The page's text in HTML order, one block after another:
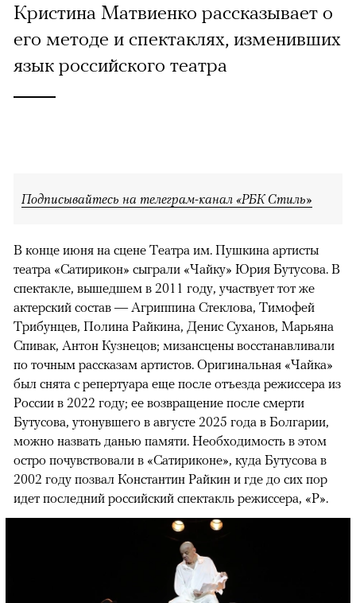
Кристина Матвиенко рассказывает о
его методе и спектаклях, изменивших
язык российского театра
Подписывайтесь на телеграм-канал «РБК Стиль»
В конце июня на сцене Театра им. Пушкина артисты
театра «Сатирикон» сыграли «Чайку» Юрия Бутусова. В
спектакле, вышедшем в 2011 году, участвует тот же
актерский состав — Агриппина Стеклова, Тимофей
Трибунцев, Полина Райкина, Денис Суханов, Марьяна
Спивак, Антон Кузнецов; мизансцены восстанавливали
по точным рассказам артистов. Оригинальная «Чайка»
был снята с репертуара еще после отъезда режиссера из
России в 2022 году; ее возвращение после смерти
Бутусова, утонувшего в августе 2025 года в Болгарии,
можно назвать данью памяти. Необходимость в этом
остро почувствовали в «Сатириконе», куда Бутусова в
2002 году позвал Константин Райкин и где до сих пор
идет последний российский спектакль режиссера, «Р».